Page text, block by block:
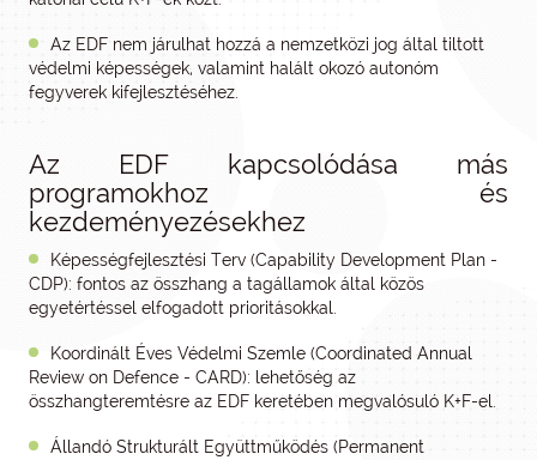
Az EDF nem járulhat hozzá a nemzetközi jog által tiltott
védelmi képességek, valamint halált okozó autonóm
fegyverek kifejlesztéséhez.
Az EDF kapcsolódása más
programokhoz és
kezdeményezésekhez
Képességfejlesztési Terv (Capability Development Plan -
CDP): fontos az összhang a tagállamok által közös
egyetértéssel elfogadott prioritásokkal.
Koordinált Éves Védelmi Szemle (Coordinated Annual
Review on Defence - CARD): lehetőség az
összhangteremtésre az EDF keretében megvalósuló K+F-el.
Állandó Strukturált Együttműködés (Permanent